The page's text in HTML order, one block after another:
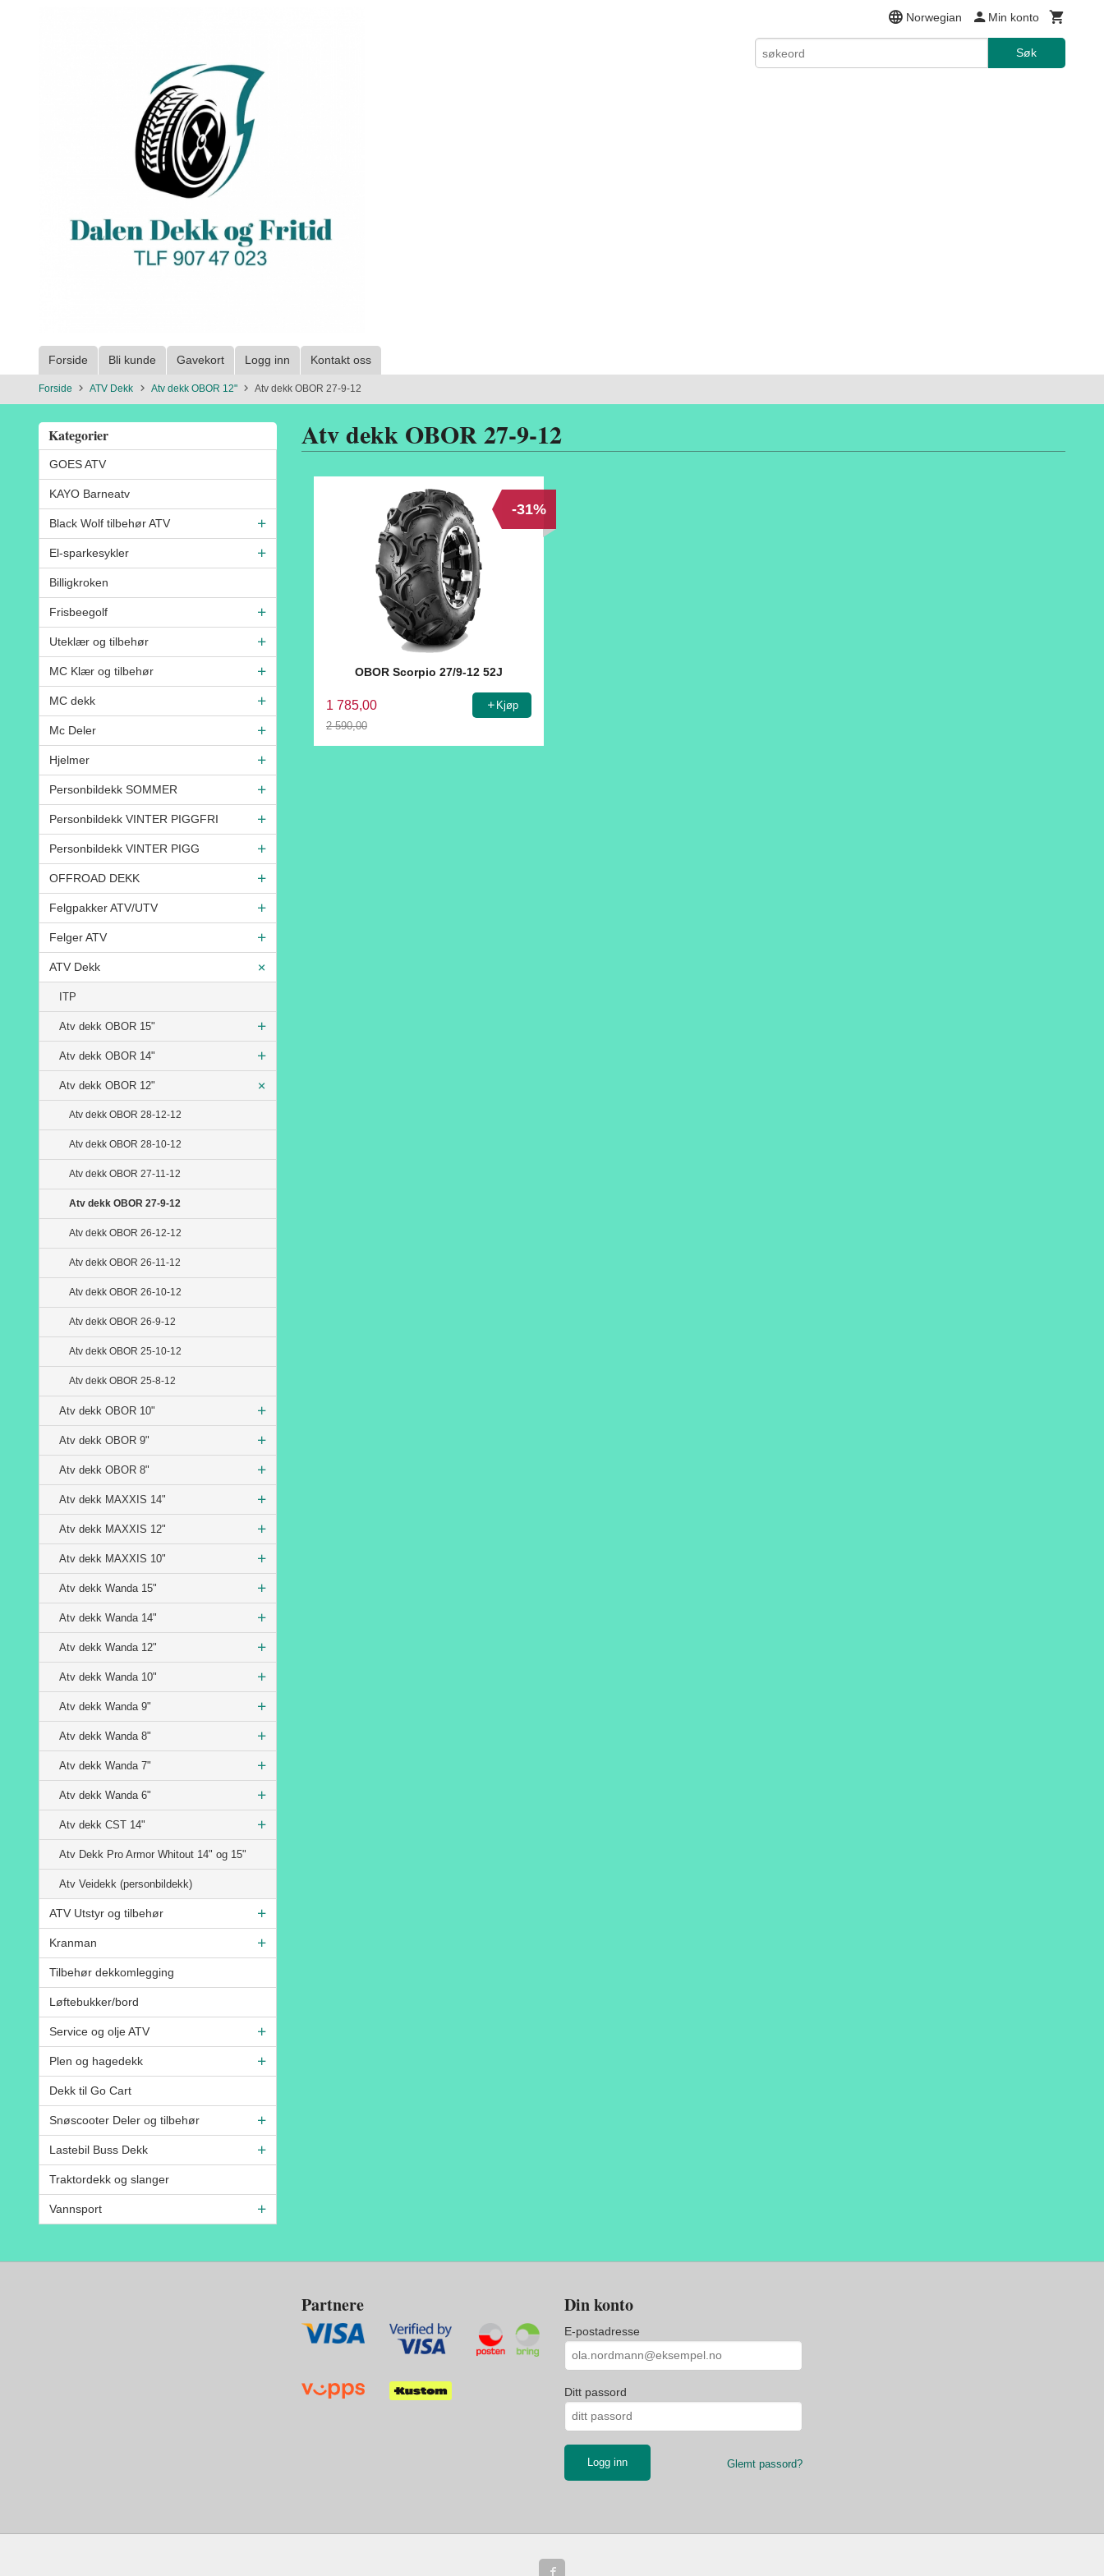
Norwegian Min konto
Søk
Forside Bli kunde Gavekort Logg inn Kontakt oss
Forside ATV Dekk Atv dekk OBOR 12" Atv dekk OBOR 27-9-12
Kategorier
GOES ATV
KAYO Barneatv
Black Wolf tilbehør ATV
El-sparkesykler
Billigkroken
Frisbeegolf
Uteklær og tilbehør
MC Klær og tilbehør
MC dekk
Mc Deler
Hjelmer
Personbildekk SOMMER
Personbildekk VINTER PIGGFRI
Personbildekk VINTER PIGG
OFFROAD DEKK
Felgpakker ATV/UTV
Felger ATV
ATV Dekk
ITP
Atv dekk OBOR 15"
Atv dekk OBOR 14"
Atv dekk OBOR 12"
Atv dekk OBOR 28-12-12
Atv dekk OBOR 28-10-12
Atv dekk OBOR 27-11-12
Atv dekk OBOR 27-9-12
Atv dekk OBOR 26-12-12
Atv dekk OBOR 26-11-12
Atv dekk OBOR 26-10-12
Atv dekk OBOR 26-9-12
Atv dekk OBOR 25-10-12
Atv dekk OBOR 25-8-12
Atv dekk OBOR 10"
Atv dekk OBOR 9"
Atv dekk OBOR 8"
Atv dekk MAXXIS 14"
Atv dekk MAXXIS 12"
Atv dekk MAXXIS 10"
Atv dekk Wanda 15"
Atv dekk Wanda 14"
Atv dekk Wanda 12"
Atv dekk Wanda 10"
Atv dekk Wanda 9"
Atv dekk Wanda 8"
Atv dekk Wanda 7"
Atv dekk Wanda 6"
Atv dekk CST 14"
Atv Dekk Pro Armor Whitout 14" og 15"
Atv Veidekk (personbildekk)
ATV Utstyr og tilbehør
Kranman
Tilbehør dekkomlegging
Løftebukker/bord
Service og olje ATV
Plen og hagedekk
Dekk til Go Cart
Snøscooter Deler og tilbehør
Lastebil Buss Dekk
Traktordekk og slanger
Vannsport
Atv dekk OBOR 27-9-12
OBOR Scorpio 27/9-12 52J
1 785,00
2 590,00
-31%
Kjøp
Partnere Din konto
E-postadresse
Ditt passord
Glemt passord?